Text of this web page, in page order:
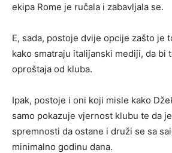
ekipa Rome je ručala i zabavljala se.
E, sada, postoje dvije opcije zašto je
kako smatraju italijanski mediji, da bi
oproštaja od kluba.
Ipak, postoje i oni koji misle kako
samo pokazuje vjernost klubu te da
spremnosti da ostane i druži se sa
minimalno godinu dana.